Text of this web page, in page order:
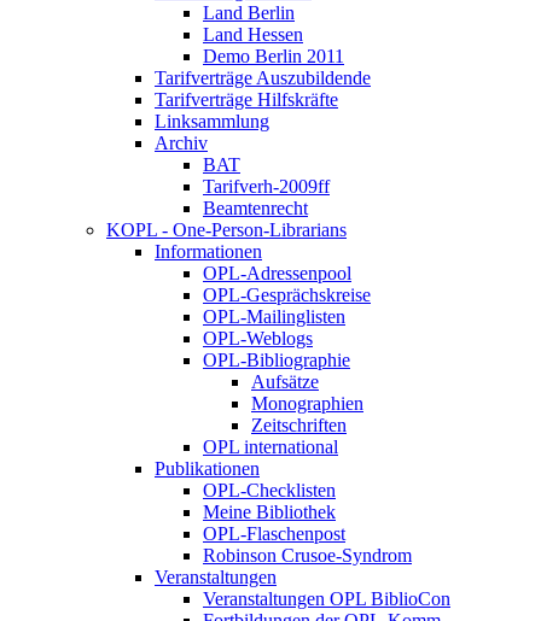
Land Berlin
Land Hessen
Demo Berlin 2011
Tarifverträge Auszubildende
Tarifverträge Hilfskräfte
Linksammlung
Archiv
BAT
Tarifverh-2009ff
Beamtenrecht
KOPL - One-Person-Librarians
Informationen
OPL-Adressenpool
OPL-Gesprächskreise
OPL-Mailinglisten
OPL-Weblogs
OPL-Bibliographie
Aufsätze
Monographien
Zeitschriften
OPL international
Publikationen
OPL-Checklisten
Meine Bibliothek
OPL-Flaschenpost
Robinson Crusoe-Syndrom
Veranstaltungen
Veranstaltungen OPL BiblioCon